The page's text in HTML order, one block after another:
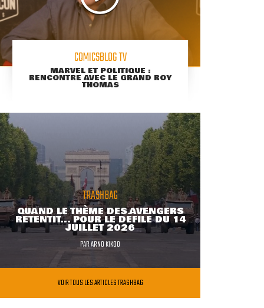
COMICSBLOG TV
MARVEL ET POLITIQUE :
RENCONTRE AVEC LE GRAND ROY
THOMAS
TRASHBAG
QUAND LE THÈME DES AVENGERS
RETENTIT... POUR LE DÉFILÉ DU 14
JUILLET 2026
PARARNO KIKOO
VOIR TOUS LES ARTICLES TRASHBAG